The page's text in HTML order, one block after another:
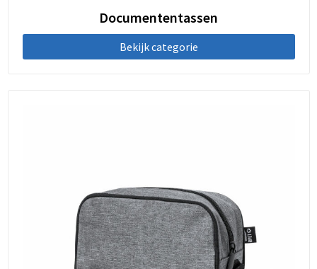
Documententassen
Bekijk categorie